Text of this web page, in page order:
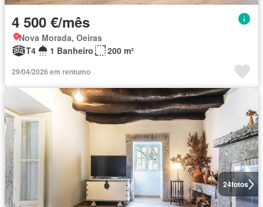
4 500 €/mês
Nova Morada, Oeiras
T4
1 Banheiro 200 m²
29/04/2026 em rentumo
24fotos